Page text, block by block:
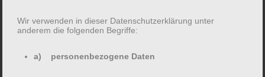
dashboardto delete this page and create new
Wir verwenden in dieser Datenschutzerklärung unter
anderem die folgenden Begriffe:
a) personenbezogene Daten